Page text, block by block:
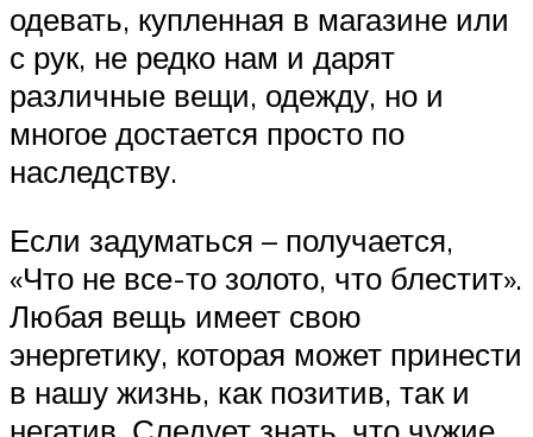
одевать, купленная в магазине или
с рук, не редко нам и дарят
различные вещи, одежду, но и
многое достается просто по
наследству.
Если задуматься – получается,
«Что не все-то золото, что блестит».
Любая вещь имеет свою
энергетику, которая может принести
в нашу жизнь, как позитив, так и